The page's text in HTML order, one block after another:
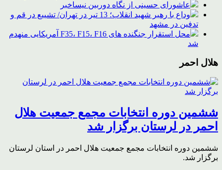
عاشورای حسینی از نگاه دوربین نیساخبر
وداع با رهبر شهید انقلاب؛ 13 تیر در تهران/ تشییع در قم و
تدفین در مشهد
محل استقرار جنگنده های F35، F15، F16 آمریکایی منهدم
شد
هلال احمر
ششمین دوره انتخابات مجمع جمعیت هلال
احمر در لرستان برگزار شد
ششمین دوره انتخابات مجمع جمعیت هلال احمر در استان لرستان
برگزار شد.